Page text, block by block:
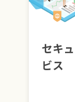
セキ
ビス